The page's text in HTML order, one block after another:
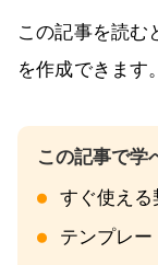
この記事を読む
を作成できます。
すぐ使える
テンプレ